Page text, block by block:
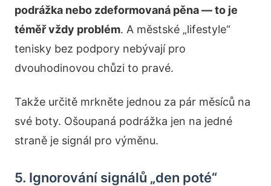
podrážka nebo zdeformovaná pěna — to je
téměř vždy problém. A městské „lifestyle“
tenisky bez podpory nebývají pro
dvouhodinovou chůzi to pravé.
Takže určitě mrkněte jednou za pár měsíců na
své boty. Ošoupaná podrážka jen na jedné
straně je signál pro výměnu.
5. Ignorování signálů „den poté“